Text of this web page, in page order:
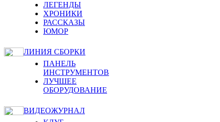
ЛЕГЕНДЫ
ХРОНИКИ
РАССКАЗЫ
ЮМОР
ЛИНИЯ СБОРКИ
ПАНЕЛЬ
ИНСТРУМЕНТОВ
ЛУЧШЕЕ
ОБОРУДОВАНИЕ
ВИДЕОЖУРНАЛ